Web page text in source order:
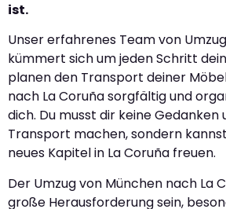
ist.
Unser erfahrenes Team von
kümmert sich um jeden Schritt
planen den Transport deiner
nach La Coruña sorgfältig und
dich. Du musst dir keine
Transport machen, sondern
neues Kapitel in La Coruña freuen.
Der Umzug von München nach La
große Herausforderung sein,